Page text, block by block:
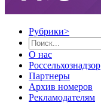
Рубрики>
О нас
Россельхознадзор
Партнеры
Архив номеров
Рекламодателям